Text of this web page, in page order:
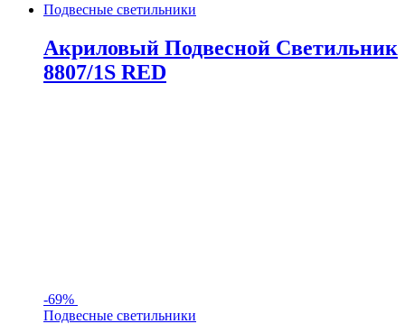
Подвесные светильники
Акриловый Подвесной Светильник
8807/1S RED
-69%
Подвесные светильники